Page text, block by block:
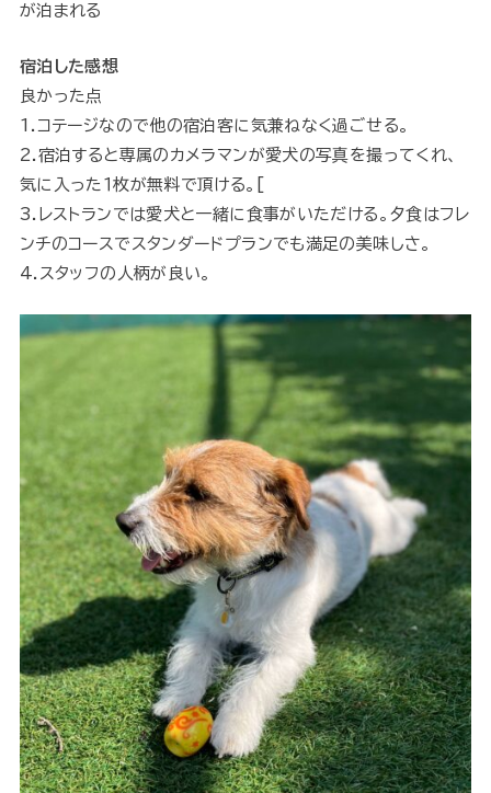
が泊まれる
宿泊した感想
良かった点
1.コテージなので他の宿泊客に気兼ねなく過ごせる。
2.宿泊すると専属のカメラマンが愛犬の写真を撮ってくれ、
気に入った１枚が無料で頂ける。[
3.レストランでは愛犬と一緒に食事がいただける。夕食はフレ
ンチのコースでスタンダードプランでも満足の美味しさ。
4.スタッフの人柄が良い。